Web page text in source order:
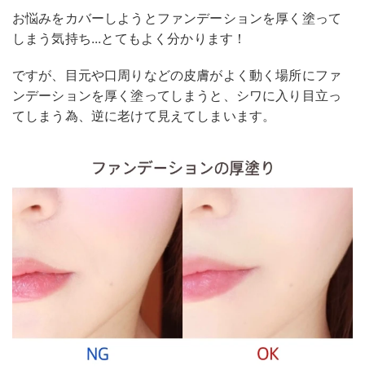
お悩みをカバーしようとファンデーションを厚く塗って
しまう気持ち...とてもよく分かります！
ですが、目元や口周りなどの皮膚がよく動く場所にファ
ンデーションを厚く塗ってしまうと、シワに入り目立っ
てしまう為、逆に老けて見えてしまいます。